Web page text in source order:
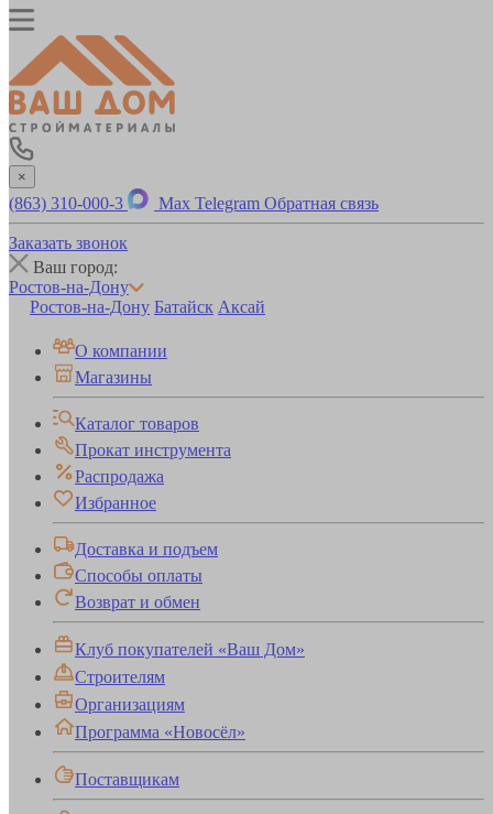
×
(863) 310-000-3 Max Telegram Обратная связь
Заказать звонок
Ваш город:
Ростов-на-Дону
Ростов-на-Дону Батайск Аксай
О компании
Магазины
Каталог товаров
Прокат инструмента
Распродажа
Избранное
Доставка и подъем
Способы оплаты
Возврат и обмен
Клуб покупателей «Ваш Дом»
Строителям
Организациям
Программа «Новосёл»
Поставщикам